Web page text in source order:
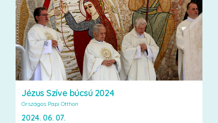
Jézus Szíve búcsú 2024
Országos Papi Otthon
2024. 06. 07.